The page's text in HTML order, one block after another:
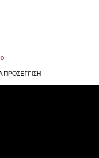
ΠΡΟΣΕΓΓΙΣΗ